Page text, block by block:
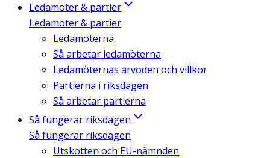
Ledamöter & partier
Ledamöter & partier
Ledamöterna
Så arbetar ledamöterna
Ledamöternas arvoden och villkor
Partierna i riksdagen
Så arbetar partierna
Så fungerar riksdagen
Så fungerar riksdagen
Utskotten och EU-nämnden